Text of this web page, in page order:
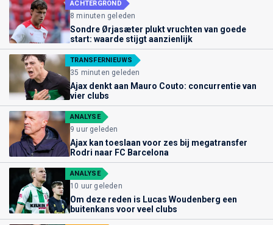
ACHTERGROND
8 minuten geleden
Sondre Ørjasæter plukt vruchten van goede
start: waarde stijgt aanzienlijk
TRANSFERNIEUWS
35 minuten geleden
Ajax denkt aan Mauro Couto: concurrentie van
vier clubs
ANALYSE
9 uur geleden
Ajax kan toeslaan voor zes bij megatransfer
Rodri naar FC Barcelona
ANALYSE
10 uur geleden
Om deze reden is Lucas Woudenberg een
buitenkans voor veel clubs